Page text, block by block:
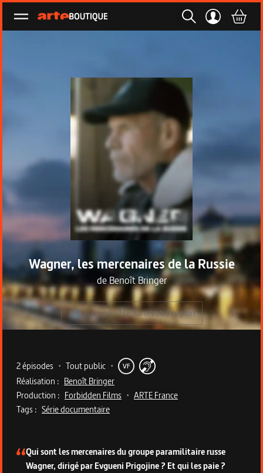
Ouvrir le menu
Wagner, les mercenaires de la Russie
deBenoît Bringer
Indisponible dans votre région
Metadata du programme
2 épisodes • Tout public • VF
Réalisation : Benoît Bringer
Production : Forbidden Films • ARTE France
Tags : Série documentaire
Description de la série
Qui sont les mercenaires du groupe paramilitaire russe
Wagner, dirigé par Evgueni Prigojine ? Et qui les paie ?